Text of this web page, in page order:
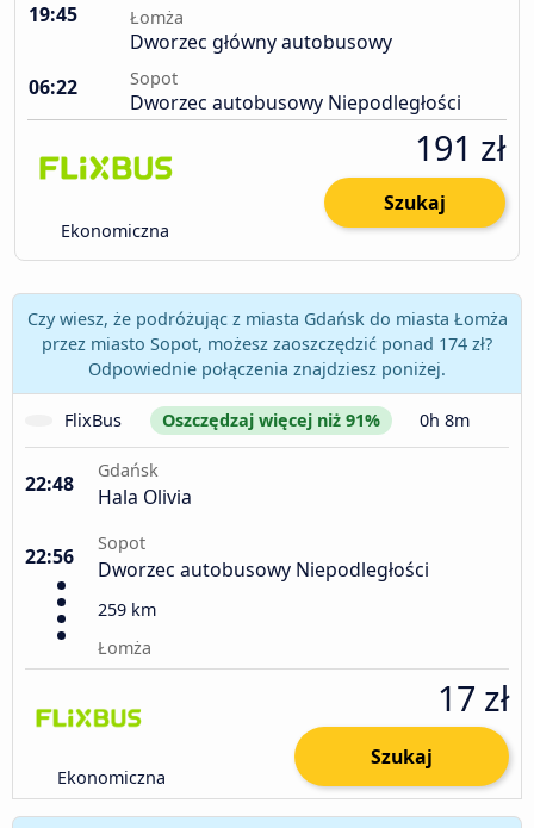
19:45 Łomża
Dworzec główny autobusowy
06:22
Sopot
Dworzec autobusowy Niepodległości
Ekonomiczna
191 zł
Szukaj
Czy wiesz, że podróżując z miasta Gdańsk do miasta Łomża
przez miasto Sopot, możesz zaoszczędzić ponad 174 zł?
Odpowiednie połączenia znajdziesz poniżej.
FlixBus Oszczędzaj więcej niż 91% 0h 8m
22:48
Gdańsk
Hala Olivia
22:56
Sopot
Dworzec autobusowy Niepodległości
259 km
Łomża
Ekonomiczna
17 zł
Szukaj